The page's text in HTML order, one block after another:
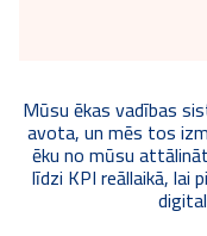
Mūsu ēkas vadības
avota, un mēs tos
ēku no mūsu
līdzi KPI reāllaikā, lai